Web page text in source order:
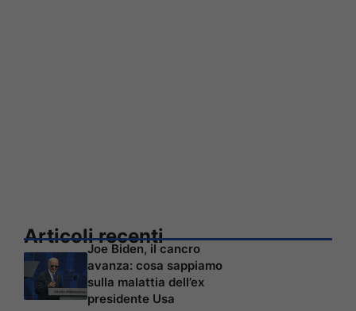
Articoli recenti
Joe Biden, il cancro
avanza: cosa sappiamo
sulla malattia dell’ex
presidente Usa